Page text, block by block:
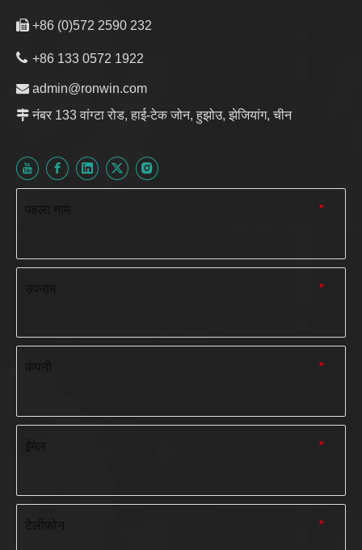
 +86 (0)572 2590 232
 +86 133 0572 1922
 admin@ronwin.com
 नंबर 133 वांग्टा रोड, हाई-टेक जोन, हुझोउ, झेजियांग, चीन
*
*
*
*
*
टेलीफोन